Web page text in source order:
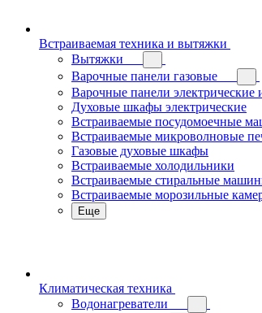
Встраиваемая техника и вытяжки
Вытяжки
Варочные панели газовые
Варочные панели
Духовые шкафы электрические
Встраиваемые посудомоечные
Встраиваемые микроволновые
Газовые духовые шкафы
Встраиваемые холодильники
Встраиваемые стиральные
Встраиваемые морозильные
Еще
Климатическая техника
Водонагреватели